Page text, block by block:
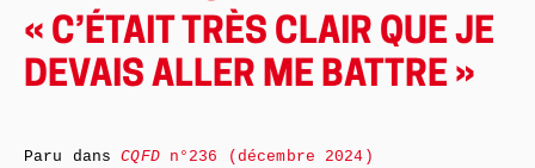
« C’ÉTAIT TRÈS CLAIR QUE JE
DEVAIS ALLER ME BATTRE »
Paru dansCQFDn°236 (décembre 2024)